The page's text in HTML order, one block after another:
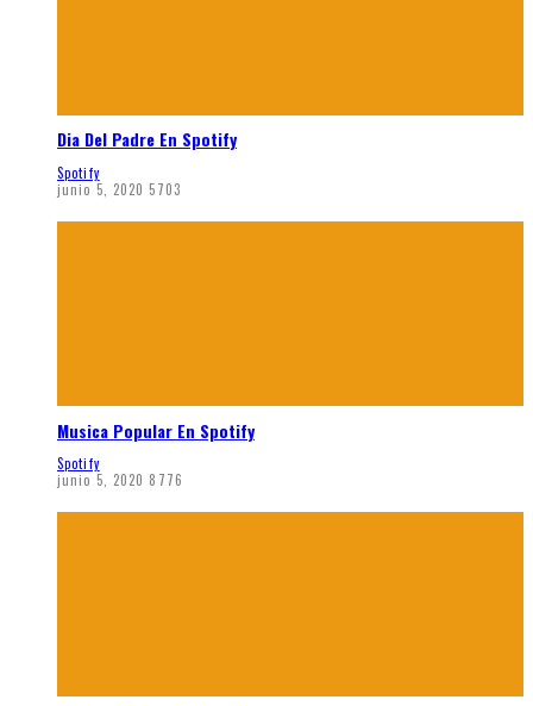
Dia Del Padre En Spotify
Spotify
junio 5, 2020 5703
Musica Popular En Spotify
Spotify
junio 5, 2020 8776